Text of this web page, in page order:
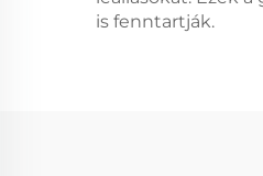
is fenntartják.